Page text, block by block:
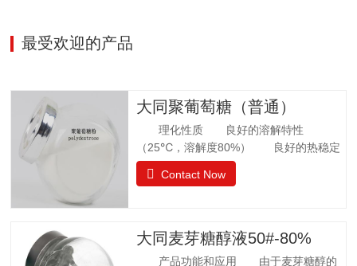
最受欢迎的产品
大同聚葡萄糖（普通）
理化性质 良好的溶解特性
（25℃，溶解度80%） 良好的热稳定
性 环境湿度高，充分吸水 法规
许可 57个国家批准应用聚葡萄糖.
聚葡萄糖质量标准 GB25541-2010项目
Contact Now
大同麦芽糖醇液50#-80%
产品功能和应用 由于麦芽糖醇的